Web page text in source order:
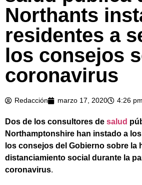
Northants
residentes a
los consejos
coronavirus
Redacción marzo 17, 2020 4:26 pm
Dos de los consultores de salud
Northamptonshire han instado a
los consejos del Gobierno sobre la
distanciamiento social durante la
coronavirus.